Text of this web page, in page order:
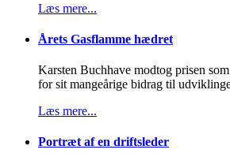
Læs mere...
Årets Gasflamme hædret
Karsten Buchhave modtog prisen
for sit mangeårige bidrag til
Læs mere...
Portræt af en driftsleder